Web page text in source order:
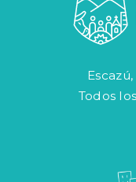
Todos